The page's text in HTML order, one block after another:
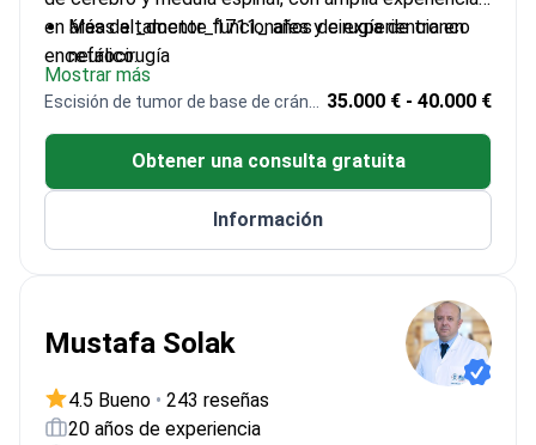
en áreas altamente funcionales y cirugía de tronco
encefálico.
Más de _doctor_1711_ años de experiencia en
neurocirugía
Desarrollador de plataformas de realidad
aumentada para la planificación de cirugías
cerebrales
Director de Neurocirugía en el Centro Médico
Teknon
Formado en hospitales de primer nivel, incluyendo
el Massachusetts General Hospital y la
europeas y españolas
Mostrar más
35.000 € - 40.000 €
Obtener una consulta gratuita
Información
Mustafa Solak
4.5 Bueno • 243 reseñas
20 años de experiencia